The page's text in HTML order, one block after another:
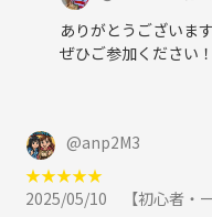
ありがとうございま
ぜひご参加ください！
@anp2M3
★★★★★
2025/05/10
【初心者・一人